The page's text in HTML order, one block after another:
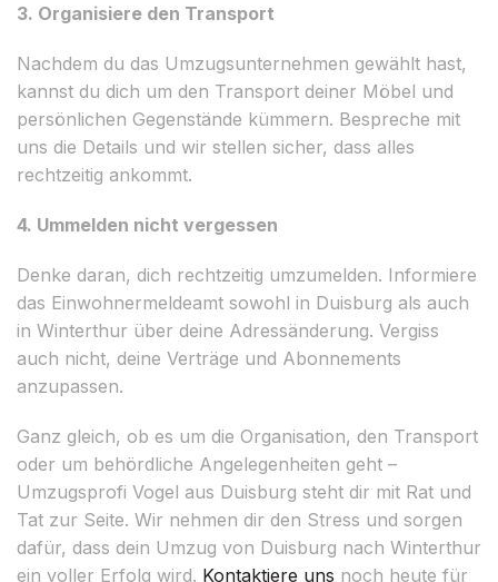
3. Organisiere den Transport
Nachdem du das Umzugsunternehmen gewählt hast,
kannst du dich um den Transport deiner Möbel und
persönlichen Gegenstände kümmern. Bespreche mit
uns die Details und wir stellen sicher, dass alles
rechtzeitig ankommt.
4. Ummelden nicht vergessen
Denke daran, dich rechtzeitig umzumelden. Informiere
das Einwohnermeldeamt sowohl in Duisburg als auch
in Winterthur über deine Adressänderung. Vergiss
auch nicht, deine Verträge und Abonnements
anzupassen.
Ganz gleich, ob es um die Organisation, den Transport
oder um behördliche Angelegenheiten geht –
Umzugsprofi Vogel aus Duisburg steht dir mit Rat und
Tat zur Seite. Wir nehmen dir den Stress und sorgen
dafür, dass dein Umzug von Duisburg nach Winterthur
ein voller Erfolg wird. Kontaktiere uns noch heute für